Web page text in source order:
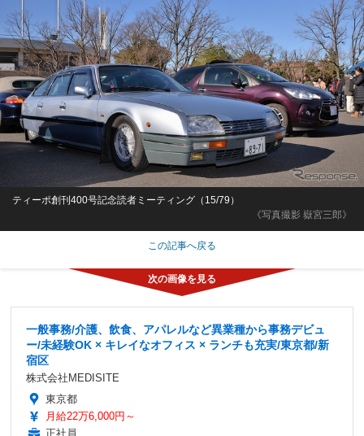
《写真撮影 嶽宮三郎》
ティーポ創刊400号記念読者ミーティング（15/79）
この記事へ戻る
一般事務/介護、飲食、アパレルなど異業種から事務デビュ
ー/未経験OK × キレイなオフィス × ランチも充実/東京都/新
宿区
株式会社MEDISITE
東京都
月給22万6,000円～
正社員